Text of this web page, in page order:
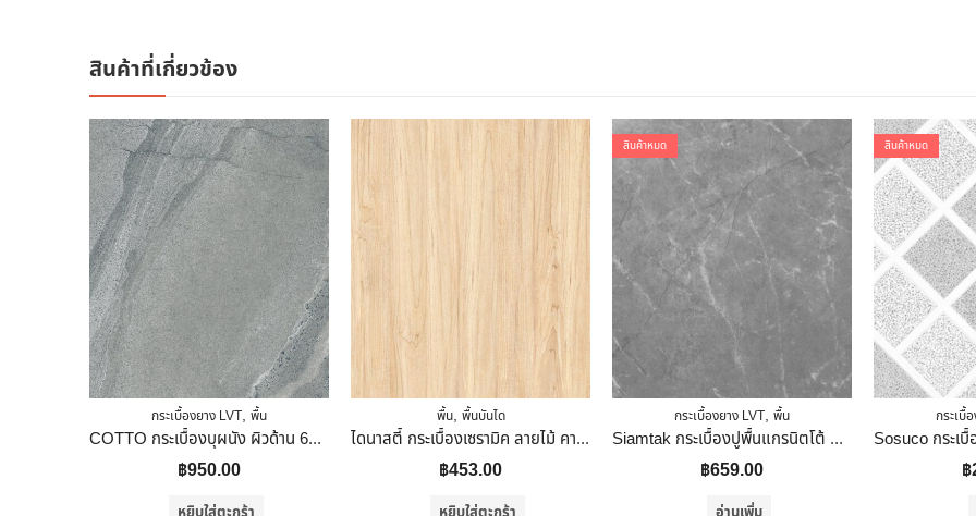
สินค้าที่เกี่ยวข้อง
กระเบื้องยาง LVT, พื้น
COTTO กระเบื้องบุผนัง ผิวด้าน 60×60 Cm. (24″X24″) เอ็ม-สโตน เทา ตัดขอบ
฿950.00
พื้น, พื้นบันได
ไดนาสตี้ กระเบื้องเซรามิค ลายไม้ คาวิน (หน้ามัน)60 X 60
฿453.00
สินค้าหมด
กระเบื้องยาง LVT, พื้น
Siamtak กระเบื้องปูพื้นแกรนิตโต้ ทั่งภายใน ภายนอก รุ่น EDK-MA66-6151 60×60
฿659.00
สินค้าหมด
กระเบื้
฿